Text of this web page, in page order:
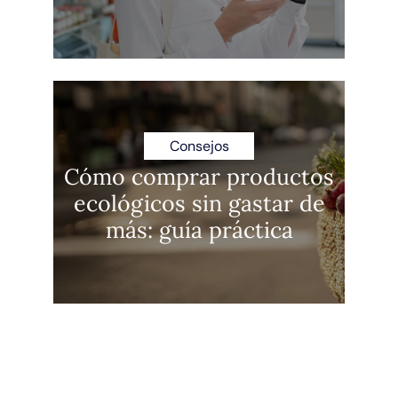
Consejos
Cómo comprar productos
ecológicos sin gastar de
más: guía práctica